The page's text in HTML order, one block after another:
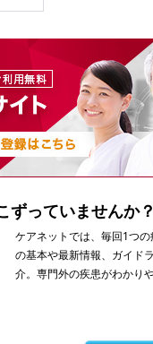
ずっていませんか？
ケアネットでは、毎回1つ
の基本や最新情報、ガイド
介。専門外の疾患がわかり